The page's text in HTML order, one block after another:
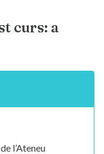
curs: a
l’Ateneu